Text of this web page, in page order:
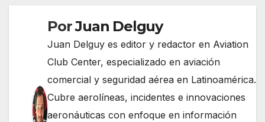
PorJuan Delguy
Juan Delguy es editor y redactor en Aviation
Club Center, especializado en aviación
comercial y seguridad aérea en Latinoamérica.
Cubre aerolíneas, incidentes e innovaciones
aeronáuticas con enfoque en información